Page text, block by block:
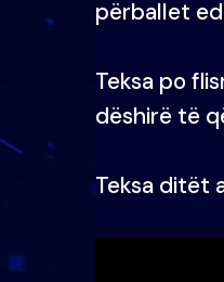
përballet
Teksa po
dëshirë të
Teksa ditët